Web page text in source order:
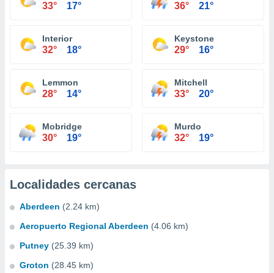
33° 17° 36° 21°
Interior
32° 18°
Keystone
29° 16°
Lemmon
28° 14°
Mitchell
33° 20°
Mobridge
30° 19°
Murdo
32° 19°
Localidades cercanas
Aberdeen (2.24 km)
Aeropuerto Regional Aberdeen (4.06 km)
Putney (25.39 km)
Groton (28.45 km)